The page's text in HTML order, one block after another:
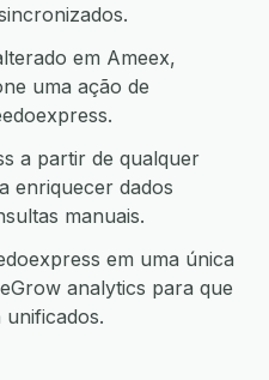
em Ameex,
uma ação de
a partir de qualquer
enriquecer dados
manuais.
em uma única
analytics para que